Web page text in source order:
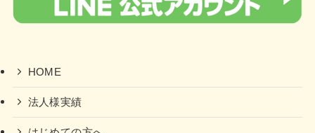
HOME
法人様実績